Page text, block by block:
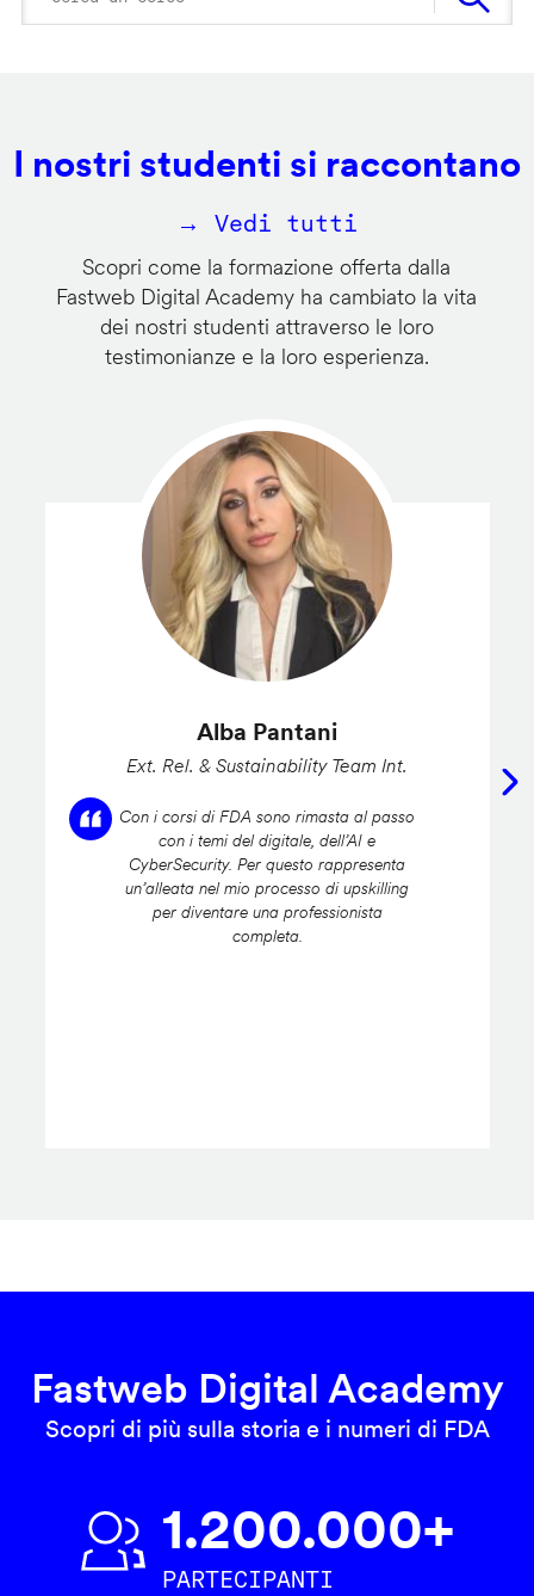
I nostri studenti si raccontano
→ Vedi tutti
Scopri come la formazione offerta dalla
Fastweb Digital Academy ha cambiato la vita
dei nostri studenti attraverso le loro
testimonianze e la loro esperienza.
Alba Pantani
Ext. Rel. & Sustainability Team Int.
Con i corsi di FDA sono rimasta al passo
con i temi del digitale, dell’AI e
CyberSecurity. Per questo rappresenta
un’alleata nel mio processo di upskilling
per diventare una professionista
completa.
Fastweb Digital Academy
Scopri di più sulla storia e i numeri di FDA
1.200.000+
PARTECIPANTI